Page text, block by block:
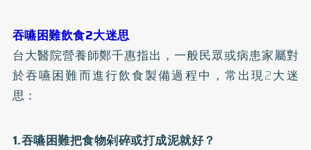
吞嚥困難飲食2大迷思
台大醫院營養師鄭千惠指出，一般民眾或病患家屬對
於吞嚥困難而進行飲食製備過程中，常出現2大迷
思：
1.吞嚥困難把食物剁碎或打成泥就好？